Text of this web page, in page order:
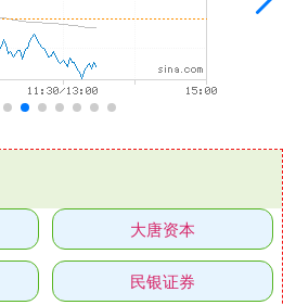
大唐资本
民银证券